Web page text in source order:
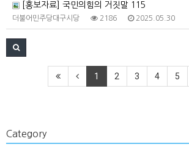
[홍보자료] 국민의힘의 거짓말 115
더불어민주당대구시당 2186 2025.05.30
1 2 3 4 5
Category